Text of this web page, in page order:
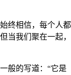
终相信，每个人都
当我们聚在一起，
般的写道：“它是